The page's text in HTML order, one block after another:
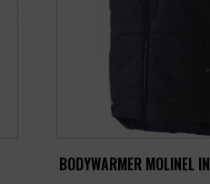
BODYWARMER MOLINEL